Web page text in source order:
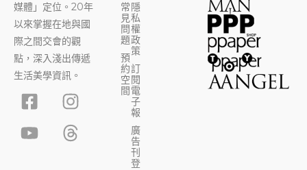
媒體」定位。20年
以來掌握在地與國
際之間交會的觀
點，深入淺出傳遞
生活美學資訊。
F
a
c
I
n
s
t
Y
o
u
T
h
r
e
常
見
問
題
預
約
空
間
隱
私
權
政
策
訂
閱
電
子
報
廣
告
刊
登